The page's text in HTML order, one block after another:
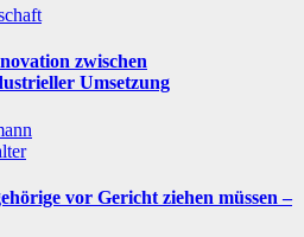
zwischen
Umsetzung
vor Gericht ziehen müssen –